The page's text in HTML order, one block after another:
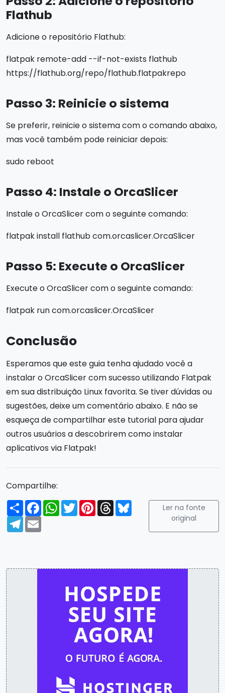
Flathub
Adicione o repositório Flathub:
flatpak remote-add --if-not-exists flathub
https://flathub.org/repo/flathub.flatpakrepo
Passo 3: Reinicie o sistema
Se preferir, reinicie o sistema com o comando abaixo,
mas você também pode reiniciar depois:
sudo reboot
Passo 4: Instale o OrcaSlicer
Instale o OrcaSlicer com o seguinte comando:
flatpak install flathub com.orcaslicer.OrcaSlicer
Passo 5: Execute o OrcaSlicer
Execute o OrcaSlicer com o seguinte comando:
flatpak run com.orcaslicer.OrcaSlicer
Conclusão
Esperamos que este guia tenha ajudado você a
instalar o OrcaSlicer com sucesso utilizando Flatpak
em sua distribuição Linux favorita. Se tiver dúvidas ou
sugestões, deixe um comentário abaixo. E não se
esqueça de compartilhar este tutorial para ajudar
outros usuários a descobrirem como instalar
aplicativos via Flatpak!
Compartilhe:
Compartilhar
FacebookWhatsApp
TwitterPinterest
ThreadsBluesky
Telegram
Email
Ler na fonte
original